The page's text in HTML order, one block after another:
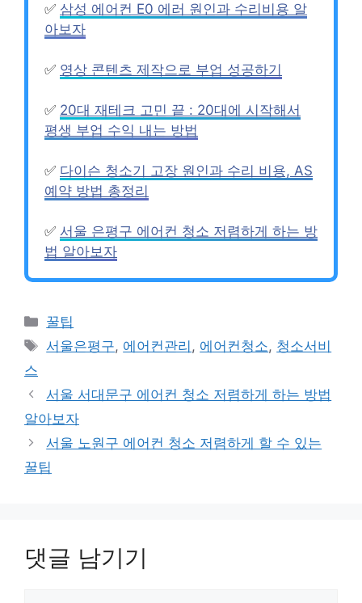
✅ 삼성 에어컨 E0 에러 원인과 수리비용 알
아보자
✅ 영상 콘텐츠 제작으로 부업 성공하기
✅ 20대 재테크 고민 끝 : 20대에 시작해서
평생 부업 수익 내는 방법
✅ 다이슨 청소기 고장 원인과 수리 비용, AS
예약 방법 총정리
✅ 서울 은평구 에어컨 청소 저렴하게 하는 방
법 알아보자
카
테
꿀팁
태
서울은평구, 에어컨관리 , 에어컨청소, 청소서비
스
서울 서대문구 에어컨 청소 저렴하게 하는 방법
알아보자
서울 노원구 에어컨 청소 저렴하게 할 수 있는
꿀팁
댓글 남기기